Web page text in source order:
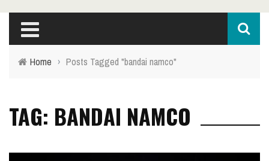
Home › Posts Tagged "bandai namco"
TAG: BANDAI NAMCO